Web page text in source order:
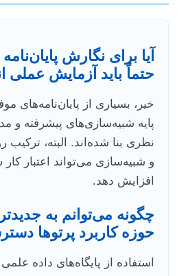
آیا برای نگارش
حتماً باید آزمایش عملی
خیر، بسیاری از پایان‌نامه‌های
پایه شبیه‌سازی‌های پیشرفته و
نظری بنا شده‌اند. البته، ترکیب
و شبیه‌سازی می‌تواند اعتبار
افزایش دهد.
چگونه می‌توانم به
حوزه کاربرد پرتوها
استفاده از پایگاه‌های داده علمی